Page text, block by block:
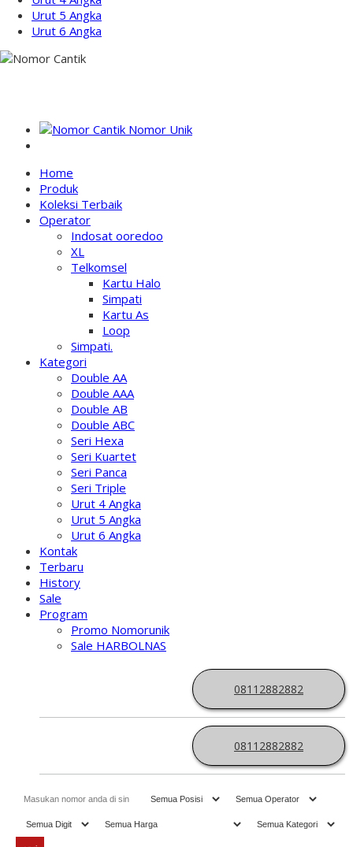
Urut 5 Angka
Urut 6 Angka
Home
Produk
Koleksi Terbaik
Operator
Indosat ooredoo
XL
Telkomsel
Kartu Halo
Simpati
Kartu As
Loop
Simpati.
Kategori
Double AA
Double AAA
Double AB
Double ABC
Seri Hexa
Seri Kuartet
Seri Panca
Seri Triple
Urut 4 Angka
Urut 5 Angka
Urut 6 Angka
Kontak
Terbaru
History
Sale
Program
Promo Nomorunik
Sale HARBOLNAS
08112882882
08112882882